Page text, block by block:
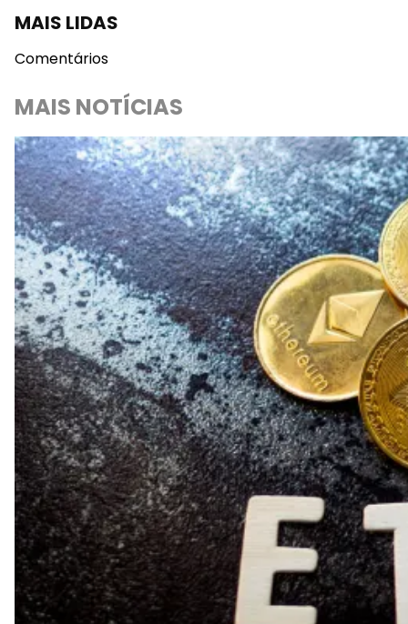
MAIS LIDAS
Comentários
MAIS NOTÍCIAS